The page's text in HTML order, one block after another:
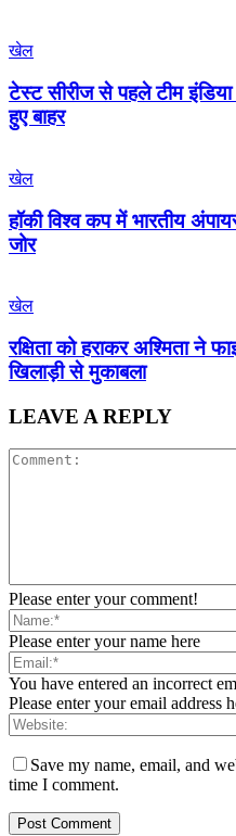
खेल
टेस्ट सीरीज से पहले टीम
हुए बाहर
खेल
हॉकी विश्व कप में भारतीय
जोर
खेल
रक्षिता को हराकर अश्मिता ने
खिलाड़ी से मुकाबला
LEAVE A REPLY
Please enter your comment!
Please enter your name here
You have entered an incorrect
Please enter your email address
Save my name, email, and
time I comment.